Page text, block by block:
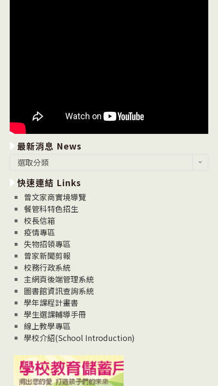
最新消息 News
消
息
News
選取分類
快速連結 Links
曾文家商實境導覽
餐管科特色招生
校長信箱
疫情專區
失物招領專區
曾家新聞剪報
校務行政系統
主網頁後端管理系統
圖書館資訊查詢系統
學年課程計畫書
學生選課輔導手冊
線上教學專區
學校介紹(School Introduction)